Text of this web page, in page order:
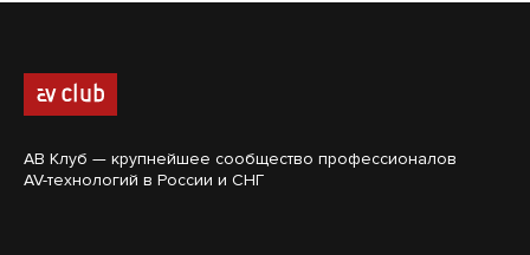
АВ Клуб — крупнейшее сообщество профессионалов
AV-технологий в России и СНГ